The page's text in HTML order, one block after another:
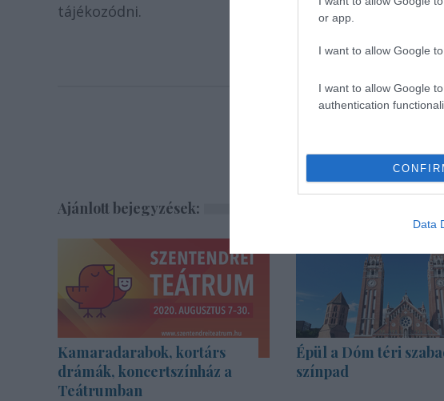
or app.
I want to allow Google
I want to allow Google
authentication
Data
tájékozódni.
Ajánlott bejegyzések:
Kamaradarabok, kortárs
drámák, koncertszínház a
Teátrumban
Épül a Dóm téri
színpad